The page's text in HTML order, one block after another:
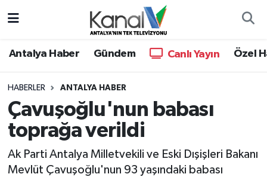
Antalya Haber Gündem Canlı Yayın Özel
HABERLER ANTALYA HABER
Çavuşoğlu'nun babası
toprağa verildi
Ak Parti Antalya Milletvekili ve Eski Dışişleri Bakanı
Mevlüt Çavuşoğlu'nun 93 yaşındaki babası
Antalya Haber
Dünya
Eğitim
Ekonomi
Hava Durumu
Trafik Durumu
Süper Lig Puan Durumu ve Fikstür
Tüm Manşetler